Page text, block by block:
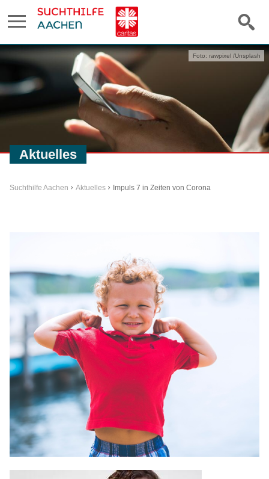
Aktuelles
Foto: rawpixel /Unsplash
Suchthilfe Aachen Aktuelles Impuls 7 in Zeiten von Corona